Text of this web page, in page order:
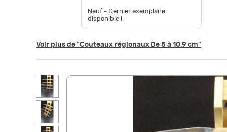
Neuf - Dernier exemplaire
disponible !
Voir plus de "Couteaux régionaux De 5 à 10.9 cm"